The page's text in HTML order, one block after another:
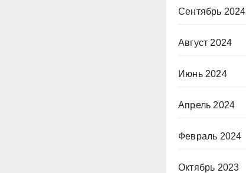
Сентябрь 2024
Август 2024
Июнь 2024
Апрель 2024
Февраль 2024
Октябрь 2023